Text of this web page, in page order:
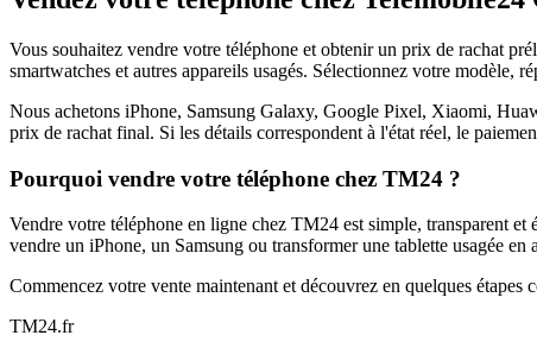
Vous souhaitez vendre votre téléphone et obtenir un prix de rachat
smartwatches et autres appareils usagés. Sélectionnez votre modèle,
Nous achetons iPhone, Samsung Galaxy, Google Pixel, Xiaomi,
prix de rachat final. Si les détails correspondent à l'état réel, le
Pourquoi vendre votre téléphone chez TM24 ?
Vendre votre téléphone en ligne chez TM24 est simple, transparent
vendre un iPhone, un Samsung ou transformer une tablette usagée
Commencez votre vente maintenant et découvrez en quelques étapes
TM24.fr